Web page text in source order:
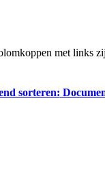
met links
sorteren: